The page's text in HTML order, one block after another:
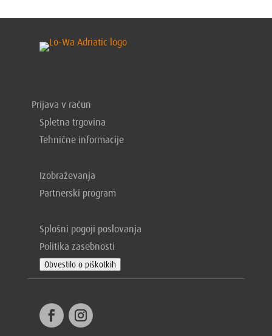
Prijava v račun
Spletna trgovina
Tehnične informacije
Izobraževanja
Partnerski program
Splošni pogoji poslovanja
Politika zasebnosti
Obvestilo o piškotkih